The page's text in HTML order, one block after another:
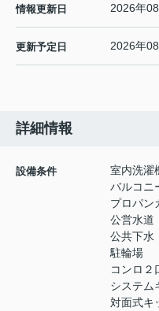
情報更新日 2026年
更新予定日 2026年
詳細情報
設備条件
室内洗濯
バルコニ
プロパン
公営水道
公共下水
駐輪場
コンロ２
システム
対面式キ